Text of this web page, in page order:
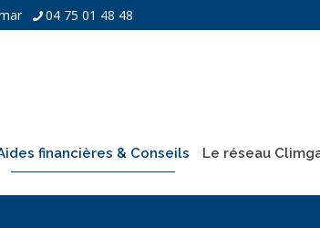
04 75 01 48 48
financières & Conseils Le réseau